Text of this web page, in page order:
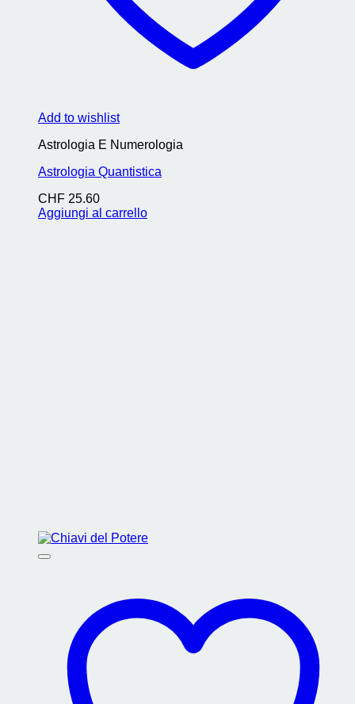
Add to wishlist
Astrologia E Numerologia
Astrologia Quantistica
CHF 25.60
Aggiungi al carrello